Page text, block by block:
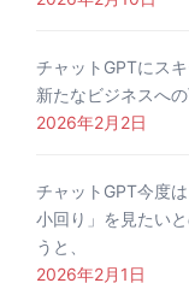
チャットGPTにス
新たなビジネスへ
2026年2月2日
チャットGPT今度
小回り」を見たい
うと、
2026年2月1日